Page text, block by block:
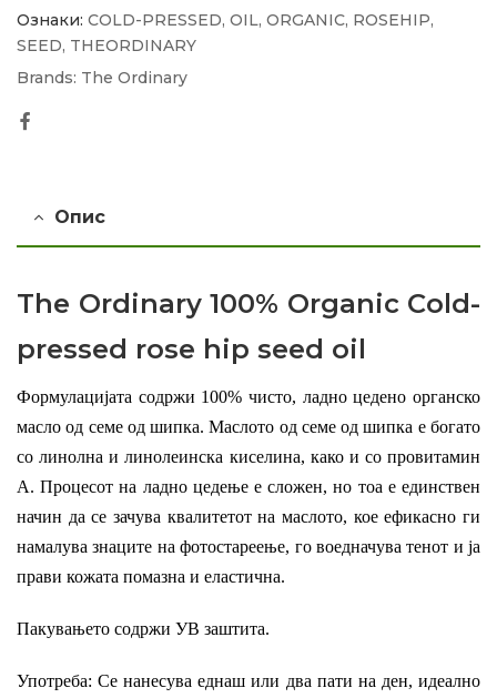
Ознаки: COLD-PRESSED, OIL, ORGANIC, ROSEHIP,
SEED, THEORDINARY
Brands: The Ordinary
Опис
The Ordinary 100% Organic Cold-
pressed rose hip seed oil
Формулацијата содржи 100% чисто, ладно цедено органско
масло од семе од шипка. Маслото од семе од шипка е богато
со линолна и линолеинска киселина, како и со провитамин
А. Процесот на ладно цедење е сложен, но тоа е единствен
начин да се зачува квалитетот на маслото, кое ефикасно ги
намалува знаците на фотостареење, го воедначува тенот и ја
прави кожата помазна и еластична.
Пакувањето содржи УВ заштита.
Употреба: Се нанесува еднаш или два пати на ден, идеално